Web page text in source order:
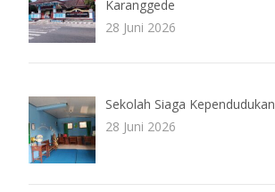
Karanggede
28 Juni 2026
Sekolah Siaga Kependudukan
28 Juni 2026